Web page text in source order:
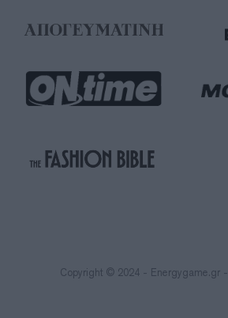
Copyright © 2024 - Energygame.gr -